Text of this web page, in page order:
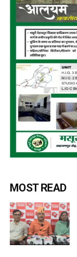
MOST READ